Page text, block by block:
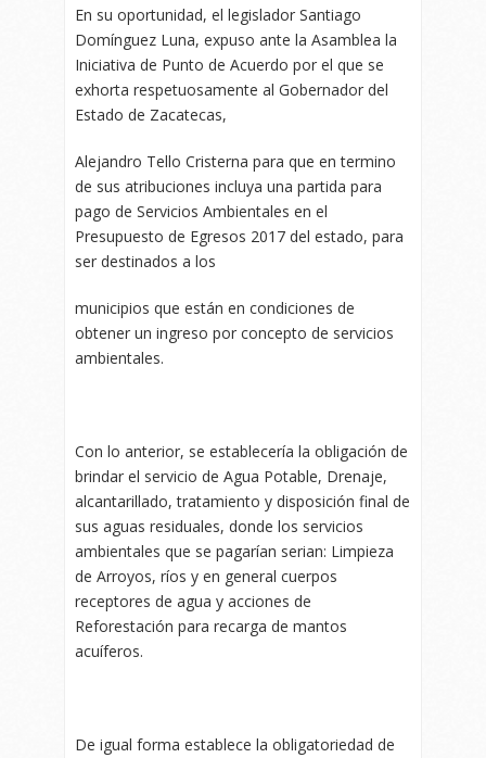
En su oportunidad, el legislador Santiago
Domínguez Luna, expuso ante la Asamblea la
Iniciativa de Punto de Acuerdo por el que se
exhorta respetuosamente al Gobernador del
Estado de Zacatecas,
Alejandro Tello Cristerna para que en termino
de sus atribuciones incluya una partida para
pago de Servicios Ambientales en el
Presupuesto de Egresos 2017 del estado, para
ser destinados a los
municipios que están en condiciones de
obtener un ingreso por concepto de servicios
ambientales.
Con lo anterior, se establecería la obligación de
brindar el servicio de Agua Potable, Drenaje,
alcantarillado, tratamiento y disposición final de
sus aguas residuales, donde los servicios
ambientales que se pagarían serian: Limpieza
de Arroyos, ríos y en general cuerpos
receptores de agua y acciones de
Reforestación para recarga de mantos
acuíferos.
De igual forma establece la obligatoriedad de